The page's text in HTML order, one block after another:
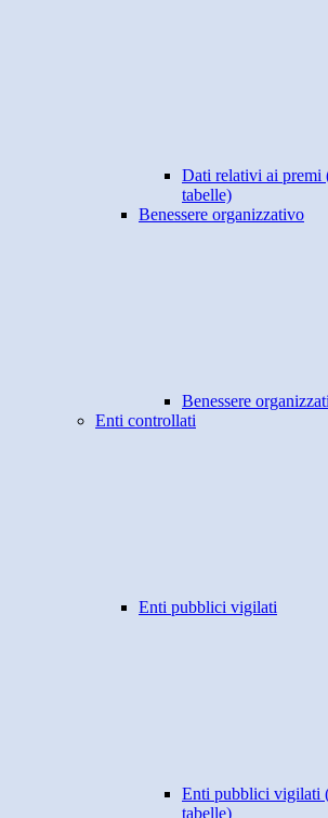
Dati relativi ai premi
tabelle)
Benessere organizzativo
Benessere
Enti controllati
Enti pubblici vigilati
Enti pubblici vigilati
tabelle)